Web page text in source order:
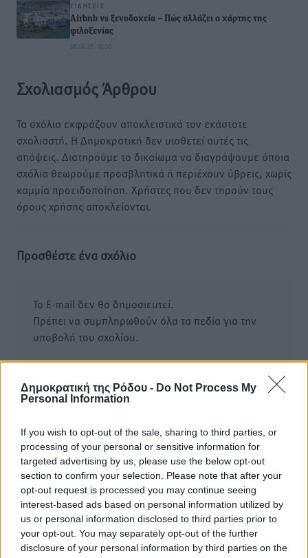
Δημοκρατική της Ρόδου - Do Not Process My
Personal Information
If you wish to opt-out of the sale, sharing to third parties, or
processing of your personal or sensitive information for
targeted advertising by us, please use the below opt-out
section to confirm your selection. Please note that after your
opt-out request is processed you may continue seeing
interest-based ads based on personal information utilized by
us or personal information disclosed to third parties prior to
your opt-out. You may separately opt-out of the further
disclosure of your personal information by third parties on the
ΕΙΔΉΣΕΙΣ
Airbnb vs ξενοδοχεία – Πώς αλλάζει ο χάρτης της
φιλοξενίας
08.08.26 · 18:30
Σχολιασμός Άρθρου
Τα σχόλια εκφράζουν αποκλειστικά τον εκάστοτε
σχολιαστή. Η Δημοκρατική δεν υιοθετεί αυτές τις
απόψεις. Διατηρούμε το δικαίωμα να διαγράψουμε όποια
σχόλια θεωρούμε προσβλητικά ή περιέχουν ύβρεις, χωρίς
καμμία προειδοποίηση. Χρήστες που δεν τηρούν τους
όρους χρήσης αποκλείονται.
Προσθέστε ένα σχόλιο
Το E-mail δεν θα δημοσιευτεί.
Πρέπει να συμπληρωθούν όλα τα πεδία για την
υποβολή του σχολίου.
Φύλαξε τα στοιχεία μου για την επόμενη φορά.